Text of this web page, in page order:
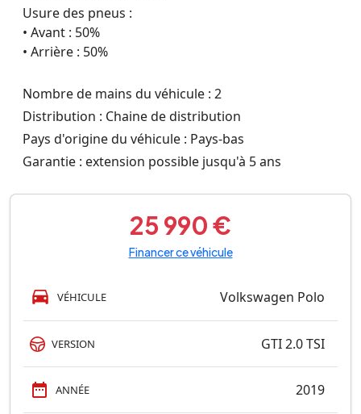
Usure des pneus :
• Avant : 50%
• Arrière : 50%
Nombre de mains du véhicule : 2
Distribution : Chaine de distribution
Pays d'origine du véhicule : Pays-bas
Garantie : extension possible jusqu'à 5 ans
25 990 €
Financer ce véhicule
VÉHICULE Volkswagen Polo
VERSION GTI 2.0 TSI
ANNÉE 2019